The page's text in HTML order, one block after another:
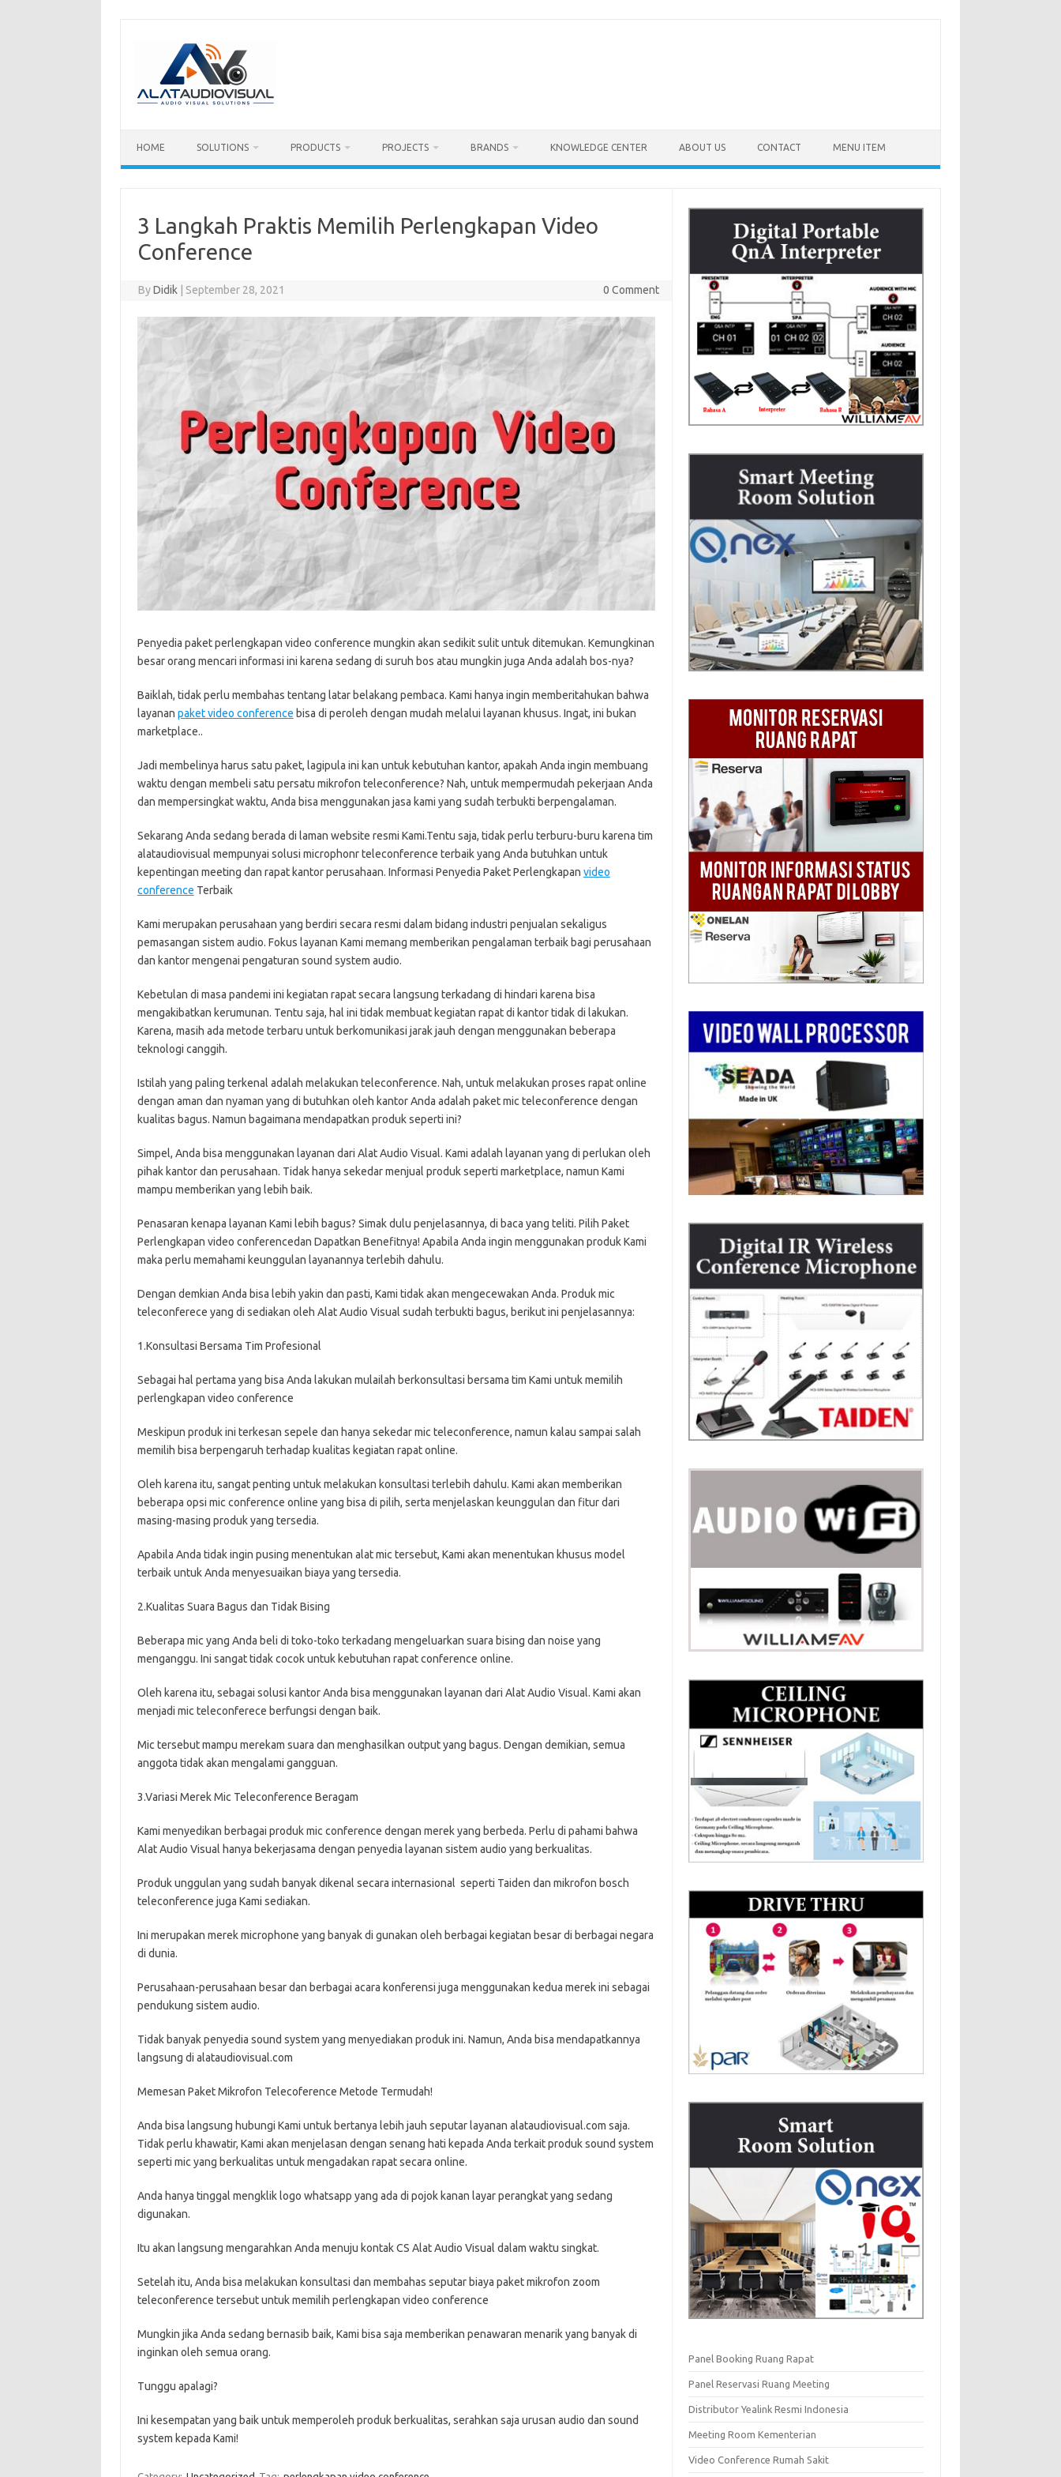
HOME SOLUTIONS PRODUCTS PROJECTS BRANDS KNOWLEDGE CENTER ABOUT US CONTACT MENU ITEM
3 Langkah Praktis Memilih Perlengkapan Video
Conference
ByDidik September 28, 2021 0 Comment
Penyedia paket perlengkapan video conference mungkin akan sedikit sulit untuk ditemukan. Kemungkinan
besar orang mencari informasi ini karena sedang di suruh bos atau mungkin juga Anda adalah bos-nya?
Baiklah, tidak perlu membahas tentang latar belakang pembaca. Kami hanya ingin memberitahukan bahwa
layanan paket video conference bisa di peroleh dengan mudah melalui layanan khusus. Ingat, ini bukan
marketplace..
Jadi membelinya harus satu paket, lagipula ini kan untuk kebutuhan kantor, apakah Anda ingin membuang
waktu dengan membeli satu persatu mikrofon teleconference? Nah, untuk mempermudah pekerjaan Anda
dan mempersingkat waktu, Anda bisa menggunakan jasa kami yang sudah terbukti berpengalaman.
Sekarang Anda sedang berada di laman website resmi Kami.Tentu saja, tidak perlu terburu-buru karena tim
alataudiovisual mempunyai solusi microphonr teleconference terbaik yang Anda butuhkan untuk
kepentingan meeting dan rapat kantor perusahaan. Informasi Penyedia Paket Perlengkapan video
conference Terbaik
Kami merupakan perusahaan yang berdiri secara resmi dalam bidang industri penjualan sekaligus
pemasangan sistem audio. Fokus layanan Kami memang memberikan pengalaman terbaik bagi perusahaan
dan kantor mengenai pengaturan sound system audio.
Kebetulan di masa pandemi ini kegiatan rapat secara langsung terkadang di hindari karena bisa
mengakibatkan kerumunan. Tentu saja, hal ini tidak membuat kegiatan rapat di kantor tidak di lakukan.
Karena, masih ada metode terbaru untuk berkomunikasi jarak jauh dengan menggunakan beberapa
teknologi canggih.
Istilah yang paling terkenal adalah melakukan teleconference. Nah, untuk melakukan proses rapat online
dengan aman dan nyaman yang di butuhkan oleh kantor Anda adalah paket mic teleconference dengan
kualitas bagus. Namun bagaimana mendapatkan produk seperti ini?
Simpel, Anda bisa menggunakan layanan dari Alat Audio Visual. Kami adalah layanan yang di perlukan oleh
pihak kantor dan perusahaan. Tidak hanya sekedar menjual produk seperti marketplace, namun Kami
mampu memberikan yang lebih baik.
Penasaran kenapa layanan Kami lebih bagus? Simak dulu penjelasannya, di baca yang teliti. Pilih Paket
Perlengkapan video conferencedan Dapatkan Benefitnya! Apabila Anda ingin menggunakan produk Kami
maka perlu memahami keunggulan layanannya terlebih dahulu.
Dengan demkian Anda bisa lebih yakin dan pasti, Kami tidak akan mengecewakan Anda. Produk mic
teleconferece yang di sediakan oleh Alat Audio Visual sudah terbukti bagus, berikut ini penjelasannya:
1.Konsultasi Bersama Tim Profesional
Sebagai hal pertama yang bisa Anda lakukan mulailah berkonsultasi bersama tim Kami untuk memilih
perlengkapan video conference
Meskipun produk ini terkesan sepele dan hanya sekedar mic teleconference, namun kalau sampai salah
memilih bisa berpengaruh terhadap kualitas kegiatan rapat online.
Oleh karena itu, sangat penting untuk melakukan konsultasi terlebih dahulu. Kami akan memberikan
beberapa opsi mic conference online yang bisa di pilih, serta menjelaskan keunggulan dan fitur dari
masing-masing produk yang tersedia.
Apabila Anda tidak ingin pusing menentukan alat mic tersebut, Kami akan menentukan khusus model
terbaik untuk Anda menyesuaikan biaya yang tersedia.
2.Kualitas Suara Bagus dan Tidak Bising
Beberapa mic yang Anda beli di toko-toko terkadang mengeluarkan suara bising dan noise yang
menganggu. Ini sangat tidak cocok untuk kebutuhan rapat conference online.
Oleh karena itu, sebagai solusi kantor Anda bisa menggunakan layanan dari Alat Audio Visual. Kami akan
menjadi mic teleconferece berfungsi dengan baik.
Mic tersebut mampu merekam suara dan menghasilkan output yang bagus. Dengan demikian, semua
anggota tidak akan mengalami gangguan.
3.Variasi Merek Mic Teleconference Beragam
Kami menyedikan berbagai produk mic conference dengan merek yang berbeda. Perlu di pahami bahwa
Alat Audio Visual hanya bekerjasama dengan penyedia layanan sistem audio yang berkualitas.
Produk unggulan yang sudah banyak dikenal secara internasional seperti Taiden dan mikrofon bosch
teleconference juga Kami sediakan.
Ini merupakan merek microphone yang banyak di gunakan oleh berbagai kegiatan besar di berbagai negara
di dunia.
Perusahaan-perusahaan besar dan berbagai acara konferensi juga menggunakan kedua merek ini sebagai
pendukung sistem audio.
Tidak banyak penyedia sound system yang menyediakan produk ini. Namun, Anda bisa mendapatkannya
langsung di alataudiovisual.com
Memesan Paket Mikrofon Telecoference Metode Termudah!
Anda bisa langsung hubungi Kami untuk bertanya lebih jauh seputar layanan alataudiovisual.com saja.
Tidak perlu khawatir, Kami akan menjelasan dengan senang hati kepada Anda terkait produk sound system
seperti mic yang berkualitas untuk mengadakan rapat secara online.
Anda hanya tinggal mengklik logo whatsapp yang ada di pojok kanan layar perangkat yang sedang
digunakan.
Itu akan langsung mengarahkan Anda menuju kontak CS Alat Audio Visual dalam waktu singkat.
Setelah itu, Anda bisa melakukan konsultasi dan membahas seputar biaya paket mikrofon zoom
teleconference tersebut untuk memilih perlengkapan video conference
Mungkin jika Anda sedang bernasib baik, Kami bisa saja memberikan penawaran menarik yang banyak di
inginkan oleh semua orang.
Tunggu apalagi?
Ini kesempatan yang baik untuk memperoleh produk berkualitas, serahkan saja urusan audio dan sound
system kepada Kami!
Panel Booking Ruang Rapat
Panel Reservasi Ruang Meeting
Distributor Yealink Resmi Indonesia
Meeting Room Kementerian
Video Conference Rumah Sakit